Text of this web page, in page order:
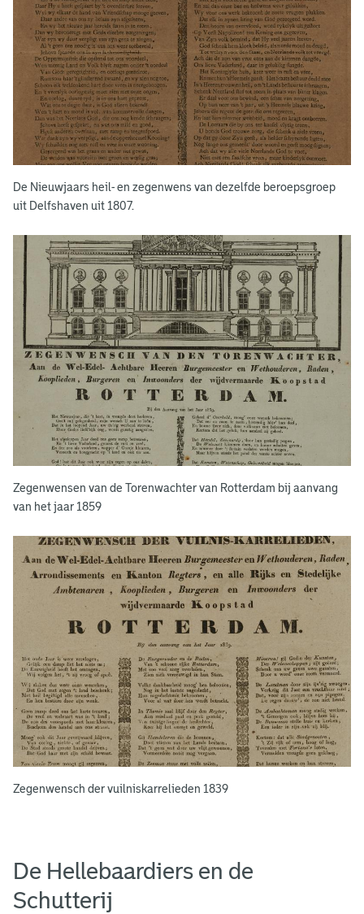
n
d
a
n
a
a
n
e
k
r
s
De Nieuwjaars heil- en zegenwens van dezelfde beroepsgroep
uit Delfshaven uit 1807.
Zegenwensen van de Torenwachter van Rotterdam bij aanvang
van het jaar 1859
Zegenwensch der vuilniskarrelieden 1839
De Hellebaardiers en de
Schutterij